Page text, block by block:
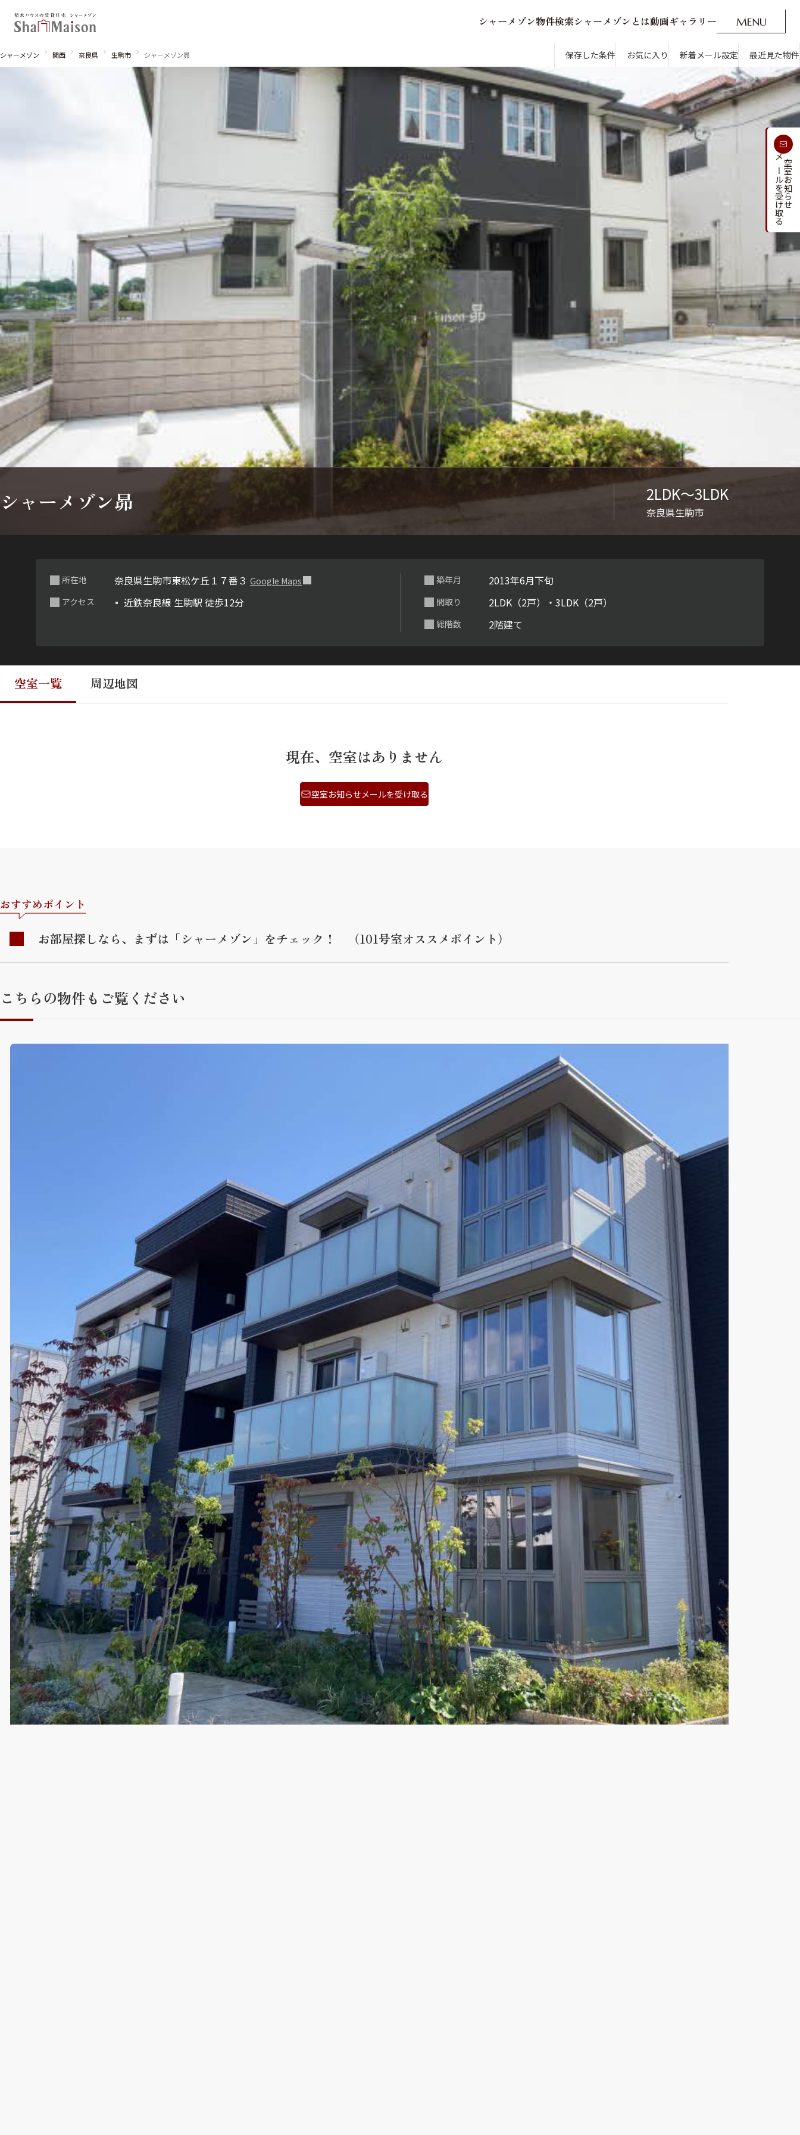
シ ャーメ ゾン物件検索シ ャーメ ゾン とは動画ギャ ラ リ ー MENU
O
新着メール設定 最近見た物件 CLOSE
市区郡・路線・駅から探す
通勤・通学時間から探す
地図から探す
人気のカテゴリから探す
シャーメゾンとは
動画ギャラリー
シャーメゾンショップを探す
シャーメゾンライフサポート
自立型サービス付き・シニア向け
お問い合わせ・よくある質問
シャーメゾンライフ CLUB
らくらくパートナー
新着メールを
受け取る
シャーメゾン 関西 奈良県 生駒市 シャーメゾン昴 保存した条件 お気に入り 新着メール設定 最近見た物件
シャーメゾン昴 2LDK〜3LDK
奈良県生駒市
所在地 奈良県生駒市東松ケ丘１７番３ Google Maps
アクセス
近鉄奈良線 生駒駅 徒歩12分
築年月 2013年6月下旬
間取り 2LDK（2戸）・3LDK（2戸）
総階数 2階建て
空室一覧 周辺地図
現在、空室はありません
空室お知らせメールを受け取る
おすすめポイント
お部屋探しなら、まずは「シャーメゾン」をチェック！ （101号室オススメポイント）
こちらの物件もご覧ください
空室お知らせ
メールを受け取る